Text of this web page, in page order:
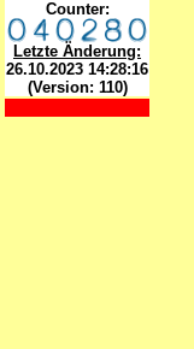
Counter:
Letzte Änderung:
26.10.2023 14:28:16
(Version: 110)